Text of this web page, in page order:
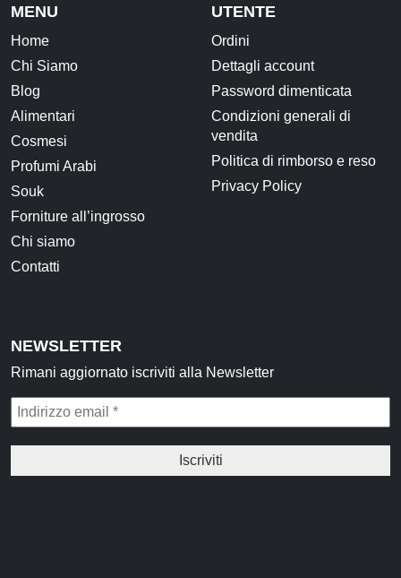
MENU
Home
Chi Siamo
Blog
Alimentari
Cosmesi
Profumi Arabi
Souk
Forniture all’ingrosso
Chi siamo
Contatti
UTENTE
Ordini
Dettagli account
Password dimenticata
Condizioni generali di
vendita
Politica di rimborso e reso
Privacy Policy
NEWSLETTER
Rimani aggiornato iscriviti alla Newsletter